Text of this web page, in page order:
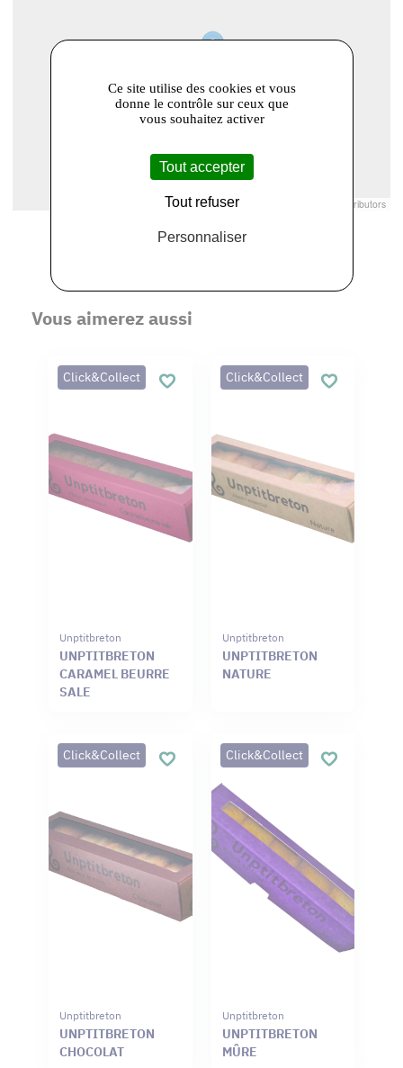
© Openstreetmap France | © contributors
Vous aimerez aussi
Click&Collect
Unptitbreton
UNPTITBRETON
CARAMEL BEURRE
SALE
Click&Collect
Unptitbreton
UNPTITBRETON
NATURE
Click&Collect
Unptitbreton
UNPTITBRETON
CHOCOLAT
Click&Collect
Unptitbreton
UNPTITBRETON
MÛRE
Ce site utilise des cookies et vous
donne le contrôle sur ceux que
vous souhaitez activer
Tout accepter
Tout refuser
Personnaliser